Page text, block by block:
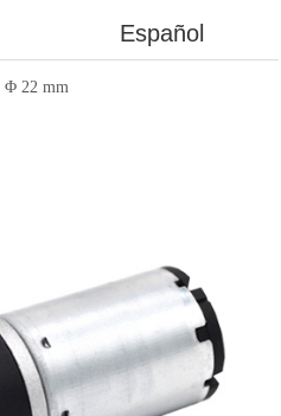
Español
Φ 22 mm